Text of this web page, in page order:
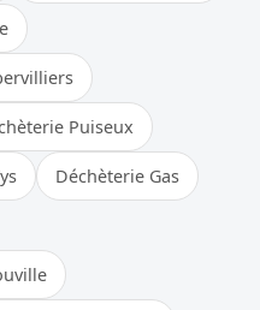
Puiseux
Déchèterie Gas